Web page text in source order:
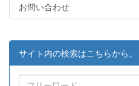
お問い合わせ
サイト内の検索はこちらから。